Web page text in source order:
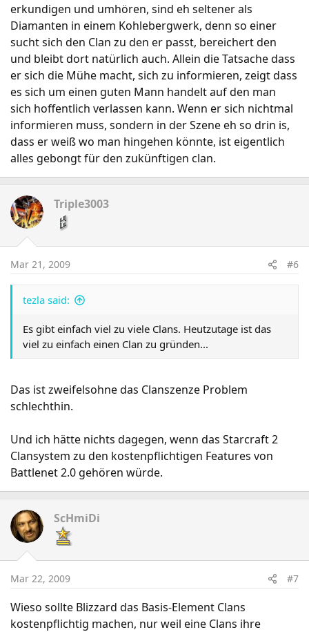
erkundigen und umhören, sind eh seltener als
Diamanten in einem Kohlebergwerk, denn so einer
sucht sich den Clan zu den er passt, bereichert den
und bleibt dort natürlich auch. Allein die Tatsache dass
er sich die Mühe macht, sich zu informieren, zeigt dass
es sich um einen guten Mann handelt auf den man
sich hoffentlich verlassen kann. Wenn er sich nichtmal
informieren muss, sondern in der Szene eh so drin is,
dass er weiß wo man hingehen könnte, ist eigentlich
alles gebongt für den zukünftigen clan.
Triple3003
Mar 21, 2009 #6
tezla said:
Es gibt einfach viel zu viele Clans. Heutzutage ist das
viel zu einfach einen Clan zu gründen...
Das ist zweifelsohne das Clanszenze Problem
schlechthin.
Und ich hätte nichts dagegen, wenn das Starcraft 2
Clansystem zu den kostenpflichtigen Features von
Battlenet 2.0 gehören würde.
ScHmiDi
Mar 22, 2009 #7
Wieso sollte Blizzard das Basis-Element Clans
kostenpflichtig machen, nur weil eine Clans ihre